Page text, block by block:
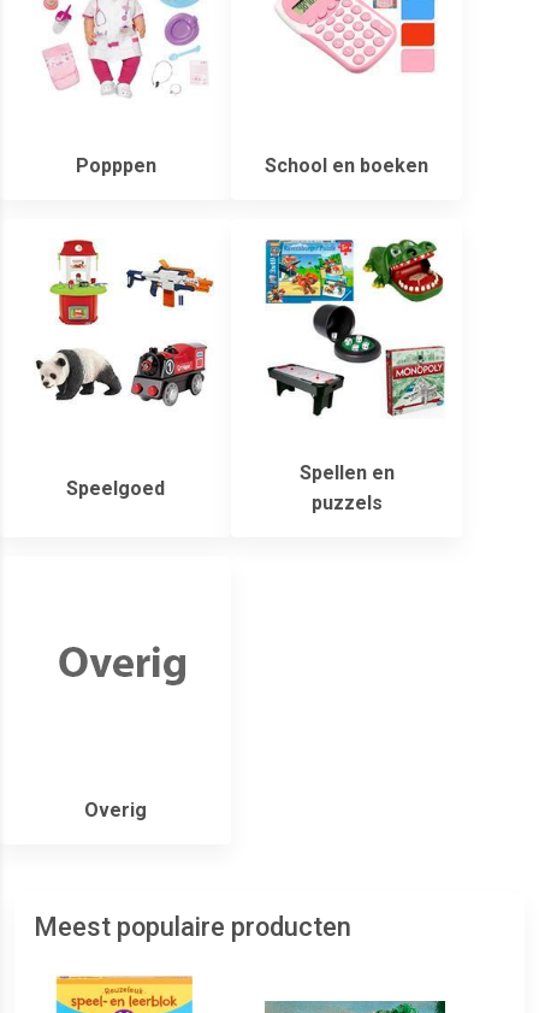
Popppen School en boeken
Speelgoed
Spellen en
puzzels
Overig
Meest populaire producten